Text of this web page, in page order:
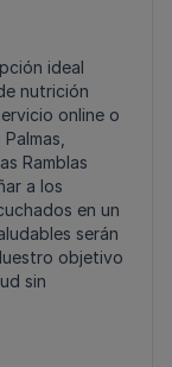
ideal
nutrición
online o
Ramblas
a los
en un
serán
objetivo
sin